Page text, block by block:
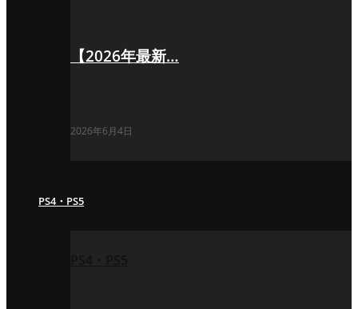
【2026年最新…
2026年6月4日
PS4・PS5